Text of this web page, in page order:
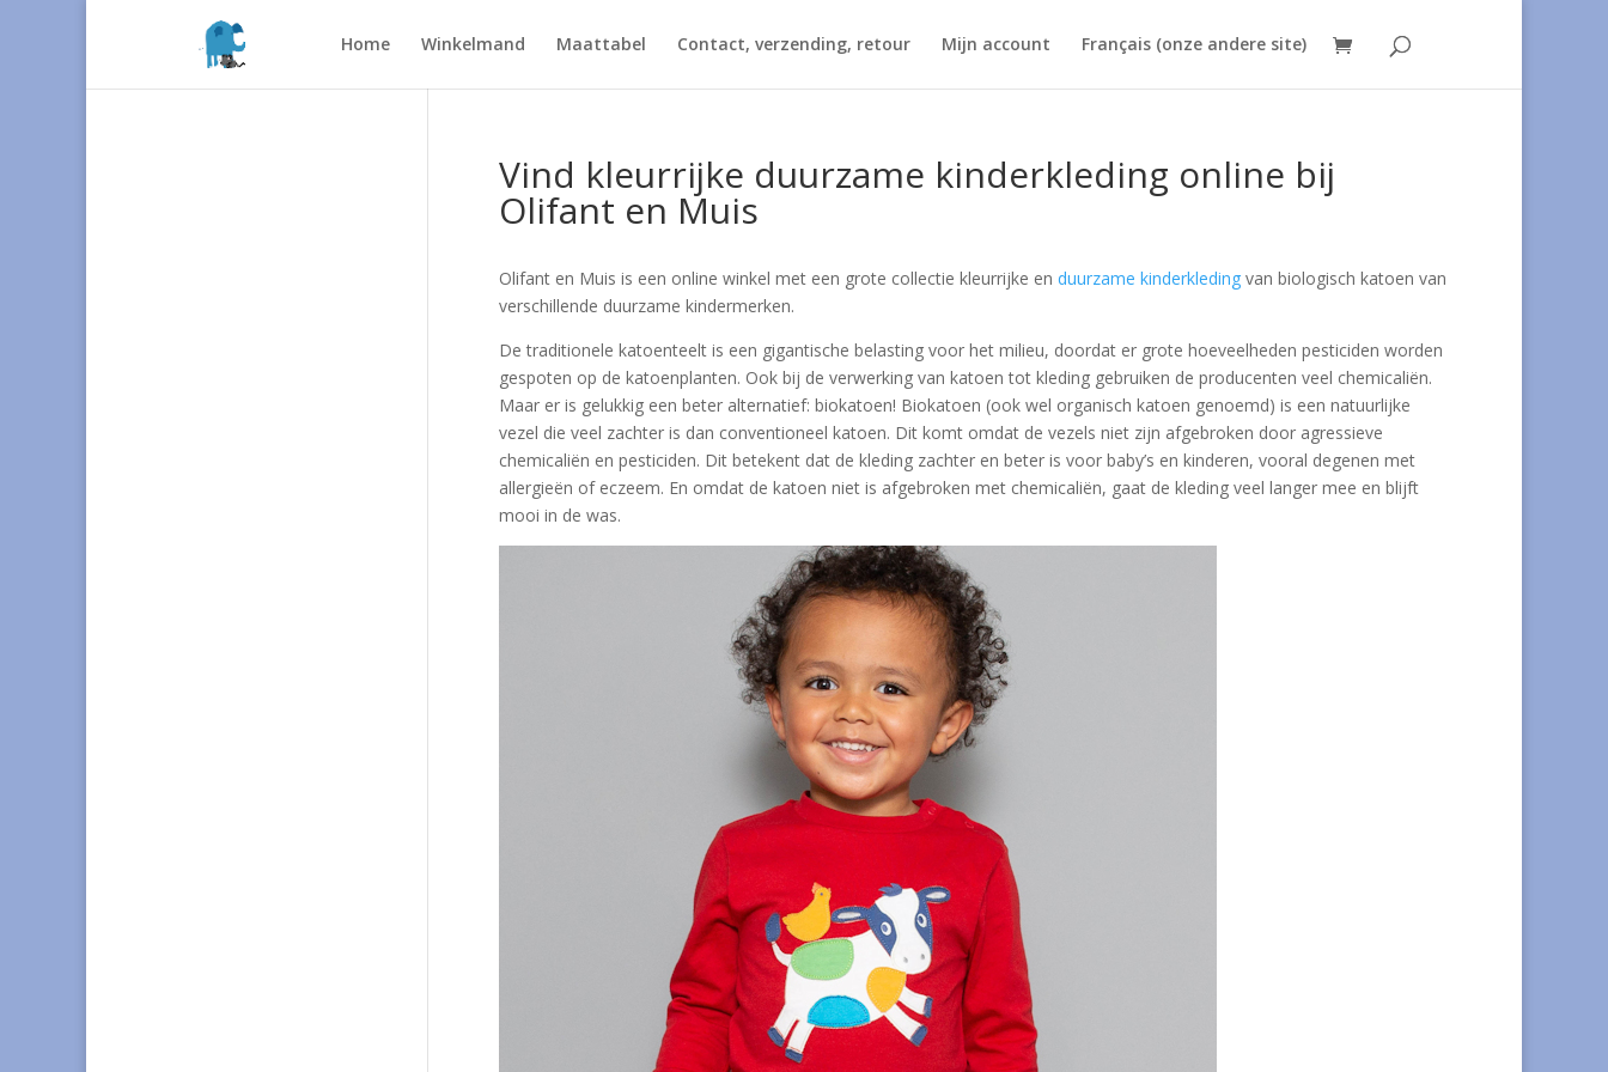
Home Winkelmand Maattabel Contact, verzending, retour Mijn account Français (onze andere site)
Vind kleurrijke duurzame kinderkleding online bij
Olifant en Muis
Olifant en Muis is een online winkel met een grote collectie kleurrijke en duurzame kinderkledingvan biologisch katoen van
verschillende duurzame kindermerken.
De traditionele katoenteelt is een gigantische belasting voor het milieu, doordat er grote hoeveelheden pesticiden worden
gespoten op de katoenplanten. Ook bij de verwerking van katoen tot kleding gebruiken de producenten veel chemicaliën.
Maar er is gelukkig een beter alternatief: biokatoen! Biokatoen (ook wel organisch katoen genoemd) is een natuurlijke
vezel die veel zachter is dan conventioneel katoen. Dit komt omdat de vezels niet zijn afgebroken door agressieve
chemicaliën en pesticiden. Dit betekent dat de kleding zachter en beter is voor baby’s en kinderen, vooral degenen met
allergieën of eczeem. En omdat de katoen niet is afgebroken met chemicaliën, gaat de kleding veel langer mee en blijft
mooi in de was.